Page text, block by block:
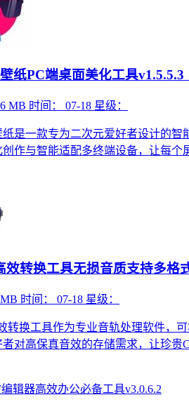
纸PC端桌面美化工具v1.5.5.3
MB 时间： 07-18 星级：
是一款专为二次元爱好者设计的智
作与智能适配多终端设备，让每个
效转换工具无损音质支持多格
时间： 07-18 星级：
转换工具作为专业音轨处理软件，
者对高保真音效的存储需求，让珍贵